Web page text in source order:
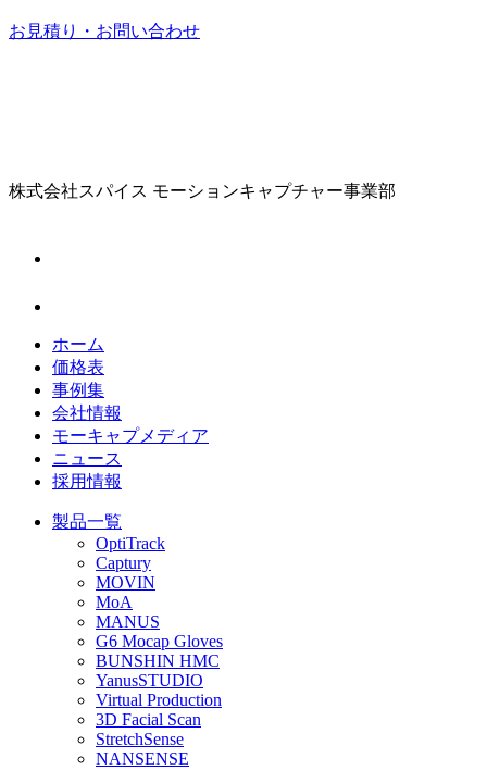
お見積り・お問い合わせ
株式会社スパイス モーションキャプチャー事業部
ホーム
価格表
事例集
会社情報
モーキャプメディア
ニュース
採用情報
製品一覧
OptiTrack
Captury
MOVIN
MoA
MANUS
G6 Mocap Gloves
BUNSHIN HMC
YanusSTUDIO
Virtual Production
3D Facial Scan
StretchSense
NANSENSE